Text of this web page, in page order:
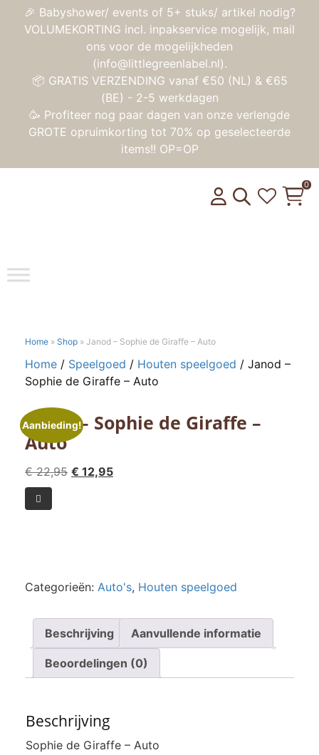
🎉 Babyshower/ events of 5+ stuks/ artikel nodig?
VOLUMEKORTING incl. inpakservice mogelijk, mail
ons voor de mogelijkheden
(info@littlegreenlabel.nl).
📦 GRATIS VERZENDING vanaf €50 (NL) & €65
(BE) - 2-5 werkdagen
🥳 Profiteer nog paar dagen van onze verlengde
GROTE opruimkorting tot 70% op geselecteerde
items!! OP=OP
Toggle
0
Home » Shop » Janod – Sophie de Giraffe – Auto
Home / Speelgoed / Houten speelgoed / Janod –
Sophie de Giraffe – Auto
Aanbieding!
Janod – Sophie de Giraffe –
Auto
€22,95 Oorspronkelijke
€ 12,95Huidige
Janod
-
-
aantal

Categorieën: Auto's, Houten speelgoed
Beschrijving Aanvullende informatie
Beoordelingen (0)
Beschrijving
Sophie de Giraffe – Auto